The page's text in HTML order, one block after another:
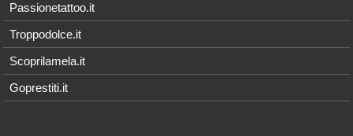
Passionetattoo.it
Troppodolce.it
Scoprilamela.it
Goprestiti.it